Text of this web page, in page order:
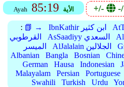
Ayah 85:19 الأية +/-
: 📗 → IbnKathir ابن كثير
القرطوبي
AsSaadiyy السعدي
الميسر
AlJalalain الجلالين
Albanian
Bangla Bosnian
German
Hausa Indonesian
Malayalam
Persian Portuguese
Swahili
Turkish Urdu